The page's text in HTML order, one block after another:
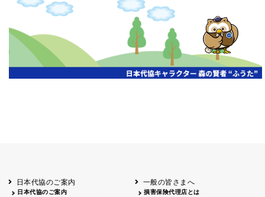
日本代協のご案内
日本代協のご案内
一般の皆さまへ
損害保険代理店とは